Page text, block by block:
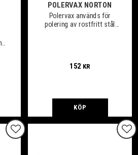
POLERVAX NORTON
Polervax används för
polering av rostfritt stål
152 KR
KÖP
Lägg till i favoriter